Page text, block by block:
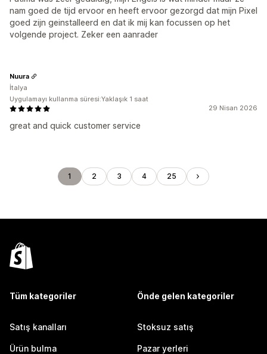
nam goed de tijd ervoor en heeft ervoor gezorgd dat mijn Pixel
goed zijn geinstalleerd en dat ik mij kan focussen op het
volgende project. Zeker een aanrader
29 Nisan 2026
great and quick customer service
Nuura
İtalya
Uygulamayı kullanma süresi:Yaklaşık 1 saat
1 2 3 4 25
Tüm kategoriler
Satış kanalları
Ürün bulma
Önde gelen kategoriler
Stoksuz satış
Pazar yerleri